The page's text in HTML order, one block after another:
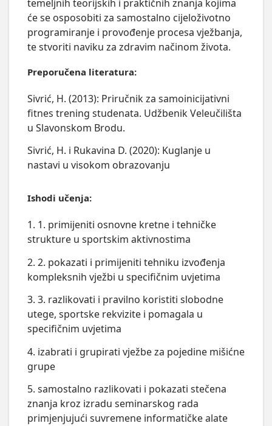
temeljnih teorijskih i praktičnih znanja kojima
će se osposobiti za samostalno cijeloživotno
programiranje i provođenje procesa vježbanja,
te stvoriti naviku za zdravim načinom života.
Preporučena literatura:
Sivrić, H. (2013): Priručnik za samoinicijativni
fitnes trening studenata. Udžbenik Veleučilišta
u Slavonskom Brodu.
Sivrić, H. i Rukavina D. (2020): Kuglanje u
nastavi u visokom obrazovanju
Ishodi učenja:
1. 1. primijeniti osnovne kretne i tehničke
strukture u sportskim aktivnostima
2. 2. pokazati i primijeniti tehniku izvođenja
kompleksnih vježbi u specifičnim uvjetima
3. 3. razlikovati i pravilno koristiti slobodne
utege, sportske rekvizite i pomagala u
specifičnim uvjetima
4. izabrati i grupirati vježbe za pojedine mišićne
grupe
5. samostalno razlikovati i pokazati stečena
znanja kroz izradu seminarskog rada
primjenjujući suvremene informatičke alate